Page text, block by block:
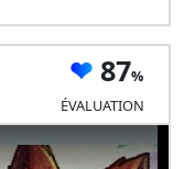
87
ÉVALUATION